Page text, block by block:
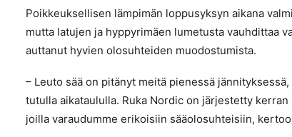
Poikkeuksellisen lämpimän loppusyksyn aikana
mutta latujen ja hyppyrimäen lumetusta vauhdittaa
auttanut hyvien olosuhteiden muodostumista.
– Leuto sää on pitänyt meitä pienessä
tutulla aikataululla. Ruka Nordic on järjestetty
joilla varaudumme erikoisiin sääolosuhteisiin,